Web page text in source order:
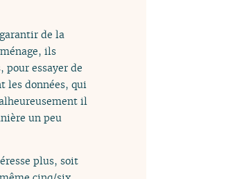
de la
ils
essayer de
les données, qui
il
un peu
plus, soit